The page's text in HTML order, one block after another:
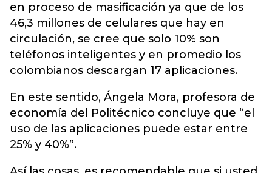
en proceso de masificación ya que de los
46,3 millones de celulares que hay en
circulación, se cree que solo 10% son
teléfonos inteligentes y en promedio los
colombianos descargan 17 aplicaciones.
En este sentido, Ángela Mora, profesora de
economía del Politécnico concluye que “el
uso de las aplicaciones puede estar entre
25% y 40%”.